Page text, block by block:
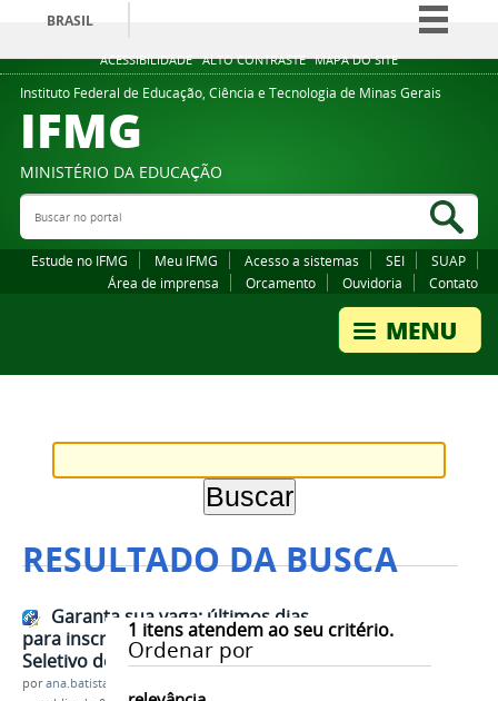
ACESSIBILIDADE ALTO CONTRASTE MAPA DO SITE
BRASIL
Simplifique!
Comunica BR
Legislação
Instituto Federal de Educação, Ciência e Tecnologia de Minas Gerais
IFMG
MINISTÉRIO DA EDUCAÇÃO
Buscar no portal
Estude no IFMG Meu IFMG Acesso a sistemas SEI
SUAP
Área de imprensa
Orcamento Ouvidoria Contato
RESULTADO DA BUSCA
1 itens atendem ao seu critério.
Ordenar por
Garanta sua vaga: últimos dias
para inscrição no Processo
Seletivo do IFMG
porana.batista